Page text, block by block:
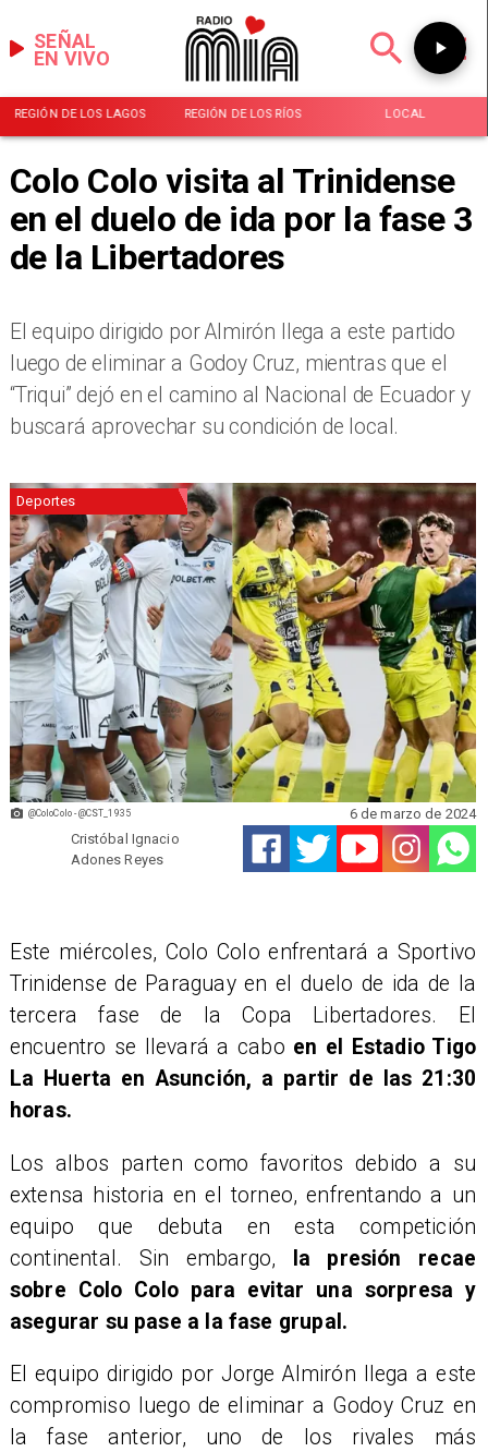
EN VIVO
SEÑAL
REGIÓN DE LOS LAGOS REGIÓN DE LOS RÍOS LOCAL
Colo Colo visita al Trinidense
en el duelo de ida por la fase 3
de la Libertadores
​El equipo dirigido por Almirón llega a este partido
luego de eliminar a Godoy Cruz, mientras que el
“Triqui” dejó en el camino al Nacional de Ecuador y
buscará aprovechar su condición de local.
@ColoColo - @CST_1935
Deportes
Cristóbal Ignacio
Adones Reyes
6 de marzo de 2024
Este miércoles, Colo Colo enfrentará a Sportivo
Trinidense de Paraguay en el duelo de ida de la
tercera fase de la Copa Libertadores. El
encuentro se llevará a cabo en el Estadio Tigo
La Huerta en Asunción, a partir de las 21:30
horas.
Los albos parten como favoritos debido a su
extensa historia en el torneo, enfrentando a un
equipo que debuta en esta competición
continental. Sin embargo,
la presión recae
sobre Colo Colo para evitar una sorpresa y
asegurar su pase a la fase grupal.
El equipo dirigido por Jorge Almirón llega a este
compromiso luego de eliminar a Godoy Cruz en
la fase anterior, uno de los rivales más